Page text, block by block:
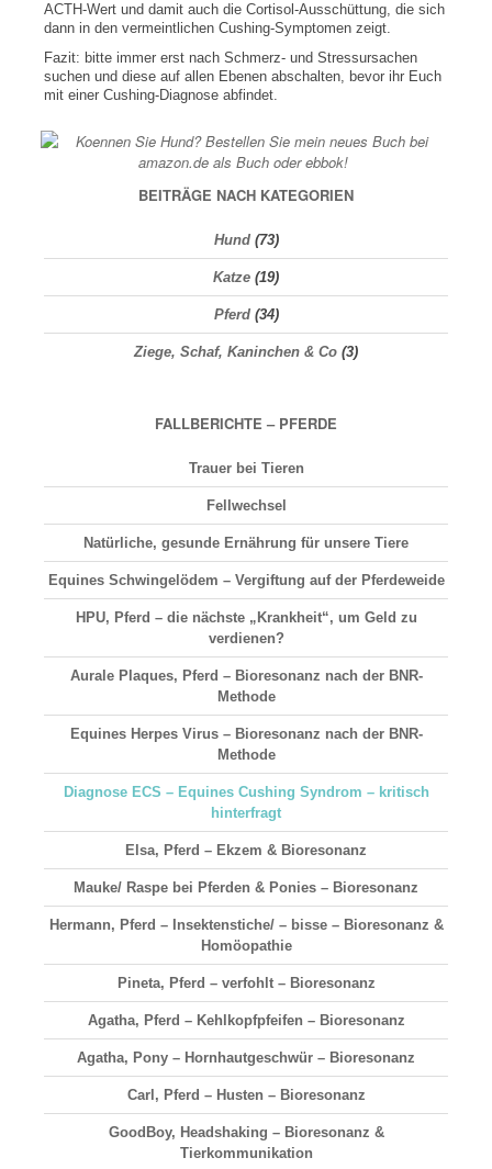
ACTH-Wert und damit auch die Cortisol-Ausschüttung, die sich
dann in den vermeintlichen Cushing-Symptomen zeigt.
Fazit: bitte immer erst nach Schmerz- und Stressursachen
suchen und diese auf allen Ebenen abschalten, bevor ihr Euch
mit einer Cushing-Diagnose abfindet.
BEITRÄGE NACH KATEGORIEN
Hund(73)
Katze (19)
Pferd(34)
Ziege, Schaf, Kaninchen & Co (3)
FALLBERICHTE – PFERDE
Trauer bei Tieren
Fellwechsel
Natürliche, gesunde Ernährung für unsere Tiere
Equines Schwingelödem – Vergiftung auf der Pferdeweide
HPU, Pferd – die nächste „Krankheit“, um Geld zu
verdienen?
Aurale Plaques, Pferd – Bioresonanz nach der BNR-
Methode
Equines Herpes Virus – Bioresonanz nach der BNR-
Methode
Diagnose ECS – Equines Cushing Syndrom – kritisch
hinterfragt
Elsa, Pferd – Ekzem & Bioresonanz
Mauke/ Raspe bei Pferden & Ponies – Bioresonanz
Hermann, Pferd – Insektenstiche/ – bisse – Bioresonanz &
Homöopathie
Pineta, Pferd – verfohlt – Bioresonanz
Agatha, Pferd – Kehlkopfpfeifen – Bioresonanz
Agatha, Pony – Hornhautgeschwür – Bioresonanz
Carl, Pferd – Husten – Bioresonanz
GoodBoy, Headshaking – Bioresonanz &
Tierkommunikation